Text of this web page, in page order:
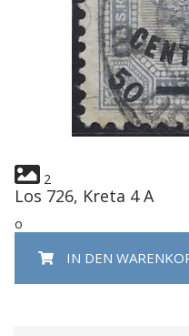
2
Los 726, Kreta 4 A
o
IN DEN